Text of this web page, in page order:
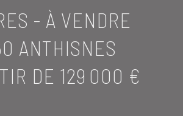
- À VENDRE
ANTHISNES
DE 129 000 €